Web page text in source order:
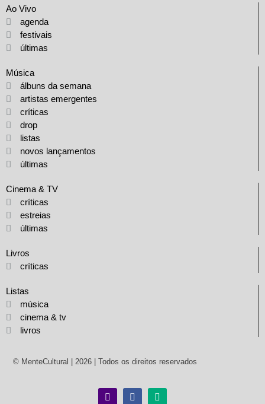
Ao Vivo
agenda
festivais
últimas
Música
álbuns da semana
artistas emergentes
críticas
drop
listas
novos lançamentos
últimas
Cinema & TV
críticas
estreias
últimas
Livros
críticas
Listas
música
cinema & tv
livros
© MenteCultural | 2026 | Todos os direitos reservados